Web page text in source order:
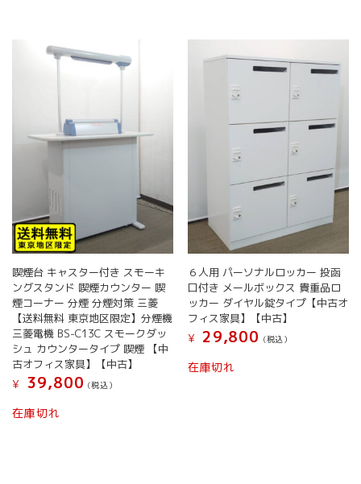
喫煙台 キャスター付き スモーキ
ングスタンド 喫煙カウンター 喫
煙コーナー 分煙 分煙対策 三菱
【送料無料 東京地区限定】分煙機
三菱電機 BS-C13C スモークダッ
シュ カウンタータイプ 喫煙 【中
古オフィス家具】【中古】
¥
39,800 (税込）
在庫切れ
６人用 パーソナルロッカー 投函
口付き メールボックス 貴重品ロ
ッカー ダイヤル錠タイプ【中古オ
フィス家具】【中古】
¥ 29,800 (税込）
在庫切れ